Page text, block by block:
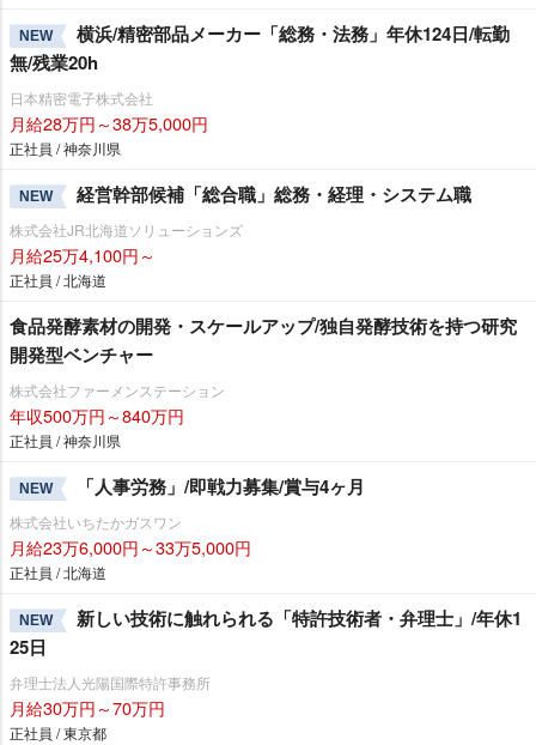
NEW
横浜/精密部品メーカー「総務・法務」年休124日/転勤
無/残業20h
日本精密電子株式会社
月給28万円～38万5,000円
正社員 / 神奈川県
NEW 経営幹部候補「総合職」総務・経理・システム職
株式会社JR北海道ソリューションズ
月給25万4,100円～
正社員 / 北海道
食品発酵素材の開発・スケールアップ/独自発酵技術を持つ研究
開発型ベンチャー
株式会社ファーメンステーション
年収500万円～840万円
正社員 / 神奈川県
NEW 「人事労務」/即戦力募集/賞与4ヶ月
株式会社いちたかガスワン
月給23万6,000円～33万5,000円
正社員 / 北海道
NEW
新しい技術に触れられる「特許技術者・弁理士」/年休1
25日
弁理士法人光陽国際特許事務所
月給30万円～70万円
正社員 / 東京都